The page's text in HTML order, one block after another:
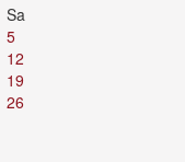
Sa
5
12
19
26